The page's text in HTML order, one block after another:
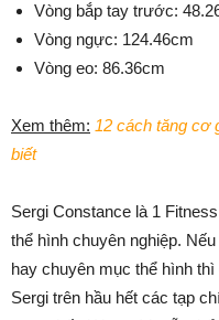
Vòng bắp tay trước:
Vòng ngực: 124.46cm
Vòng eo: 86.36cm
Xem thêm: 12 cách tăng cơ
biết
Sergi Constance là 1
thể hình chuyên nghiệp.
hay chuyên mục thể hình
Sergi trên hầu hết các tạp